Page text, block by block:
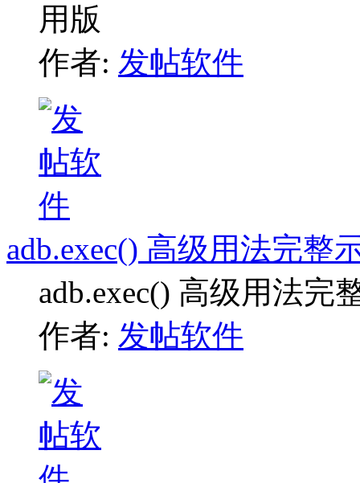
用版
作者: 发帖软件
adb.exec() 高级用法完整
adb.exec() 高级用法完
作者: 发帖软件